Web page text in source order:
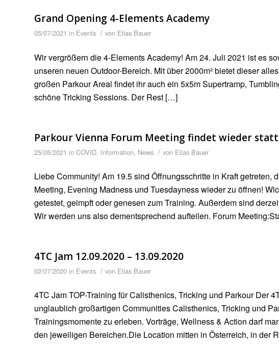
Grand Opening 4-Elements Academy
05/07/2021 in Events / von Elias Bauer
Wir vergrößern die 4-Elements Academy! Am 24. Juli 2021 ist es
unseren neuen Outdoor-Bereich. Mit über 2000m² bietet dieser
großen Parkour Areal findet ihr auch ein 5x5m Supertramp,
schöne Tricking Sessions. Der Rest […]
Parkour Vienna Forum Meeting findet wieder
25/05/2021 in COVID, Information, News / von Elias Bauer
Liebe Community! Am 19.5 sind Öffnungsschritte in Kraft
Meeting, Evening Madness und Tuesdayness wieder zu öffnen!
getestet, geimpft oder genesen zum Training. Außerdem sind
Wir werden uns also dementsprechend aufteilen. Forum
4TC Jam 12.09.2020 – 13.09.2020
02/07/2020 in Events / von Elias Bauer
4TC Jam TOP-Training für Calisthenics, Tricking und Parkour Der
unglaublich großartigen Communities Calisthenics, Tricking und
Trainingsmomente zu erleben. Vorträge, Wellness & Action darf
den jeweiligen Bereichen.Die Location mitten in Österreich, in